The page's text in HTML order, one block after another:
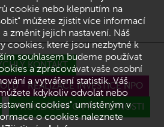
KONTAKT
- REALIZACE INVESTICE NPO
PROHLÁŠENÍ O PŘÍSTUPNOSTI
cookie nebo klepnutím na
můžete zjistit více informací
změnit jejich nastavení. Náš
cookies, které jsou nezbytné k
souhlasem budeme používat
a zpracovávat vaše osobní
a vytváření statistik. Váš
kdykoliv odvolat nebo
cookies" umístěným v
o cookies naleznete